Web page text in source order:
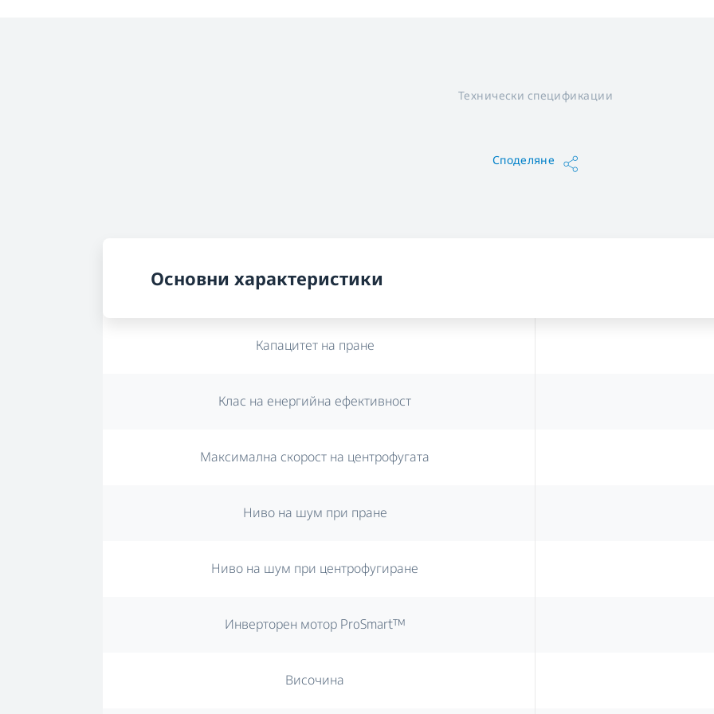
Технически спецификации
Споделяне
Основни характеристики
Капацитет на пране
Клас на енергийна ефективност
Максимална скорост на центрофугата
Ниво на шум при пране
Ниво на шум при центрофугиране
Инверторен мотор ProSmart™
Височина